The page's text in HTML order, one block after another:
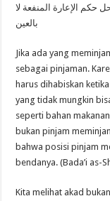
حكم الإعارة المنفعة لا
بالعين
Jika ada yang
sebagai pinjaman.
harus dihabiskan
yang tidak mungkin
seperti bahan
bukan pinjam
bahwa posisi pinjam
bendanya. (Bada’i as-
Kita melihat akad